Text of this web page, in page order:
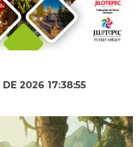
DE 2026 17:38:56